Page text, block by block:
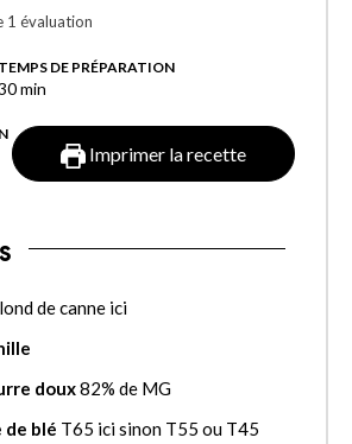
1 évaluation
TEMPS DE PRÉPARATION
min
Imprimer la recette
de canne ici
doux82% de MG
de blé T65 ici sinon T55 ou T45